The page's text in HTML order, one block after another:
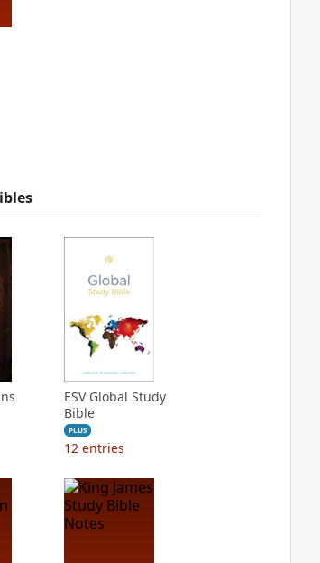
ESV Global Study
Bible
PLUS
12 entries